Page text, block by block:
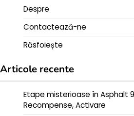
Despre
Contactează-ne
Răsfoiește
Articole recente
Etape misterioase în Asphalt
Recompense, Activare